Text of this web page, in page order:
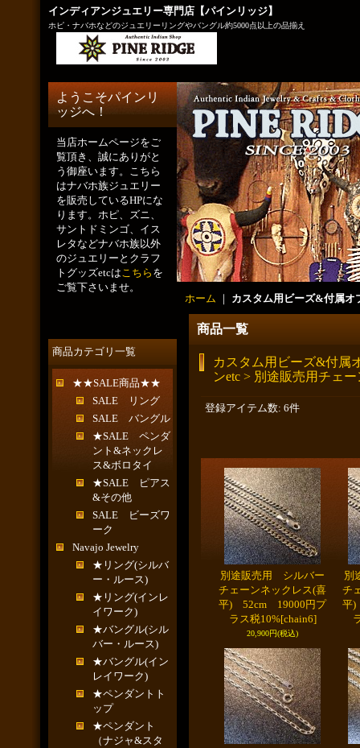
インディアンジュエリー専門店【パインリッジ】
ホピ・ナバホなどのジュエリーリングやバングル約5000点以上の品揃え
ようこそパインリ
ッジへ！
当店ホームページをご
覧頂き、誠にありがと
う御座います。こちら
はナバホ族ジュエリー
を販売しているHPにな
ります。ホピ、ズニ、
サントドミンゴ、イス
レタなどナバホ族以外
のジュエリーとクラフ
トグッズetcはこちら を
ご覧下さいませ。
商品カテゴリ一覧
★★SALE商品★★
SALE リング
SALE バングル
★SALE ペンダ
ント&ネックレ
ス&ボロタイ
★SALE ピアス
&その他
SALE ビーズワ
ーク
Navajo Jewelry
★リング(シルバ
ー・ルース)
★リング(インレ
イワーク)
★バングル(シル
バー・ルース)
★バングル(イン
レイワーク)
★ペンダントト
ップ
★ペンダント
（ナジャ&スタ
ホーム ｜ カスタム用ビーズ&付属オ
商品一覧
カスタム用ビーズ&付属
ンetc > 別途販売用チェー
登録アイテム数: 6件
別途販売用 シルバー
チェーンネックレス(喜
平) 52cm 19000円プ
ラス税10%[chain6]
20,900円(税込)
別
チ
平